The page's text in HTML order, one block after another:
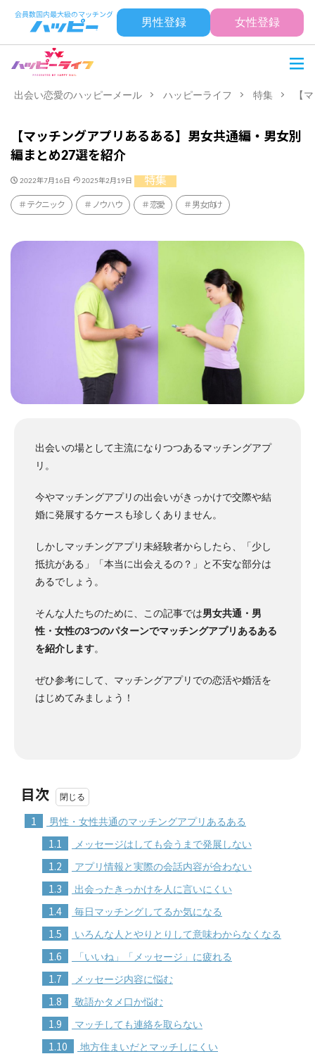
男性登録 女性登録
出会い恋愛のハッピーメール ハッピーライフ 特集 【
【マッチングアプリあるある】男女共通編・男女別
編まとめ27選を紹介
2022年7月16日 2025年2月19日 特集
テクニック ノウハウ 恋愛 男女向け
出会いの場として主流になりつつあるマッチングアプ
リ。
今やマッチングアプリの出会いがきっかけで交際や結
婚に発展するケースも珍しくありません。
しかしマッチングアプリ未経験者からしたら、「少し
抵抗がある」「本当に出会えるの？」と不安な部分は
あるでしょう。
そんな人たちのために、この記事では男女共通・男
性・女性の3つのパターンでマッチングアプリあるある
を紹介します。
ぜひ参考にして、マッチングアプリでの恋活や婚活を
はじめてみましょう！
目次
1 男性・女性共通のマッチングアプリあるある
1.1 メッセージはしても会うまで発展しない
1.2 アプリ情報と実際の会話内容が合わない
1.3 出会ったきっかけを人に言いにくい
1.4 毎日マッチングしてるか気になる
1.5 いろんな人とやりとりして意味わからなくなる
1.6 「いいね」「メッセージ」に疲れる
1.7 メッセージ内容に悩む
1.8 敬語かタメ口か悩む
1.9 マッチしても連絡を取らない
1.10 地方住まいだとマッチしにくい